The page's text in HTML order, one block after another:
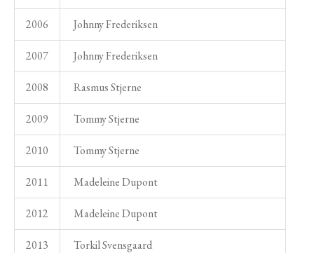
2006 Johnny Frederiksen
2007 Johnny Frederiksen
2008 Rasmus Stjerne
2009 Tommy Stjerne
2010 Tommy Stjerne
2011 Madeleine Dupont
2012 Madeleine Dupont
2013 Torkil Svensgaard